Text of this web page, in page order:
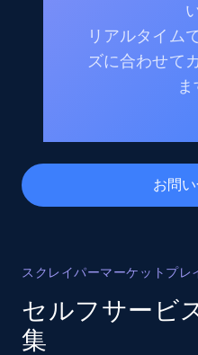
リアルタイム
ズに合わせて
ま
お問
スクレイパーマーケットプレ
セルフサービ
集